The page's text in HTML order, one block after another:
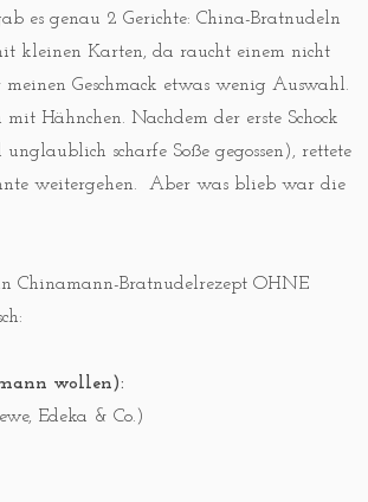
es genau 2 Gerichte: China-Bratnudeln
kleinen Karten, da raucht einem nicht
Geschmack etwas wenig Auswahl.
Hähnchen. Nachdem der erste Schock
scharfe Soße gegossen), rettete
weitergehen. Aber was blieb war die
Chinamann-Bratnudelrezept OHNE
wollen):
Edeka & Co.)